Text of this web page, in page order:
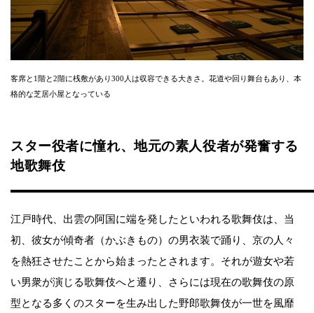
客席と1階と2階に桟敷があり300人は収容できる大きさ。花道や回り舞台もあり、本
格的な芝居小屋となっている
スター役者に憧れ、地元の素人役者が発奮する
地歌舞伎
江戸時代、出雲の阿国に端を発したといわれる歌舞伎は、当
初、彼女が傾奇者（かぶきもの）の男衣装で踊り、京の人々
を熱狂させたことから始まったとされます。それが遊女や若
い男衆が演じる歌舞伎へと遷り、さらには現在の歌舞伎の原
型となる多くのスターを生み出した野郎歌舞伎が一世を風靡